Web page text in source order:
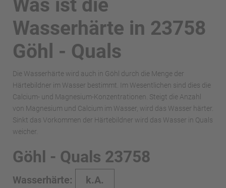
Was ist die
Wasserhärte in 23758
Göhl - Quals
Die Wasserhärte wird auch in Göhl durch die Menge der
Härtebildner im Wasser bestimmt. Im Wesentlichen sind dies die
Calcium- und Magnesium-Konzentrationen. Steigt die Anzahl
von Magnesium und Calcium im Wasser, wird das Wasser härter.
Sinkt das Vorkommen der Härtebildner wird das Wasser in Quals
weicher.
Göhl - Quals 23758
Wasserhärte: k.A.